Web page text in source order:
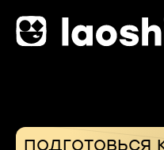
подготовься